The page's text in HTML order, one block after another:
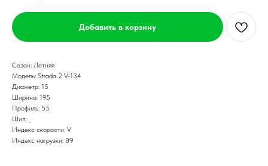
Добавить в корзину
Сезон: Летняя
Модель: Strada 2 V-134
Диаметр: 15
Ширина: 195
Профиль: 55
Шип: _
Индекс скорости: V
Индекс нагрузки: 89